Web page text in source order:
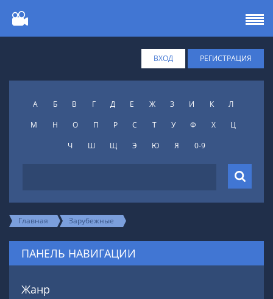
ВХОД РЕГИСТРАЦИЯ
А Б В Г Д Е Ж З И К
Л
М
Н О П Р С Т У Ф X
Ц
Ч
Ш Щ Э Ю Я 0-9
Главная Зарубежные
ПАНЕЛЬ НАВИГАЦИИ
Жанр